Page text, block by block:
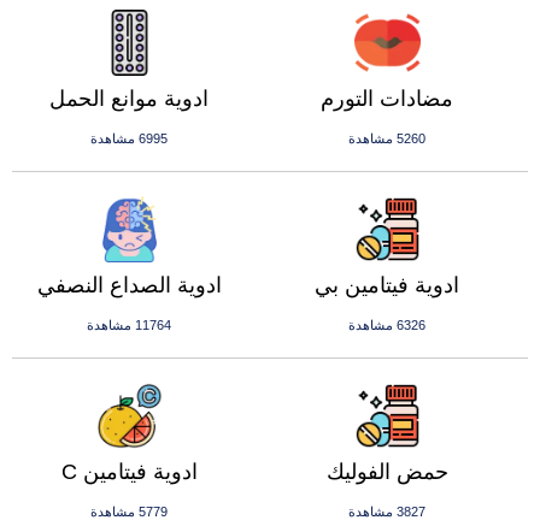
ادوية موانع الحمل
6995 مشاهدة
مضادات التورم
5260 مشاهدة
ادوية الصداع النصفي
11764 مشاهدة
ادوية فيتامين بي
6326 مشاهدة
ادوية فيتامين C
5779 مشاهدة
حمض الفوليك
3827 مشاهدة